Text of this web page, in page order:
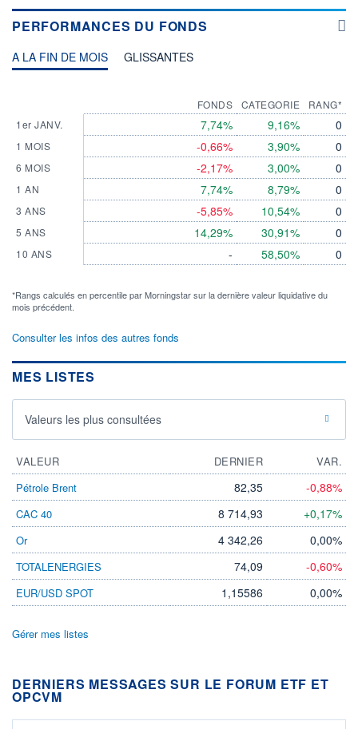
PERFORMANCES DU FONDS
A LA FIN DE MOIS GLISSANTES
1er JANV.
1 MOIS
6 MOIS
1 AN
3 ANS
5 ANS
10 ANS
FONDS
7,74%
-0,66%
-2,17%
7,74%
-5,85%
14,29%
-
CATEGORIE
9,16%
3,90%
3,00%
8,79%
10,54%
30,91%
58,50%
RANG*
0
0
0
0
0
0
0
*Rangs calculés en percentile par Morningstar sur la dernière valeur liquidative du
mois précédent.
Consulter les infos des autres fonds
MES LISTES
Valeurs les plus consultées
VALEUR DERNIER
VAR.
Pétrole Brent
82,35 -0,88%
CAC 40 8 714,93 +0,17%
Or 4 342,26 0,00%
TOTALENERGIES 74,09 -0,60%
EUR/USD SPOT 1,15586 0,00%
Gérer mes listes
DERNIERS MESSAGES SUR LE FORUM ETF ET
OPCVM